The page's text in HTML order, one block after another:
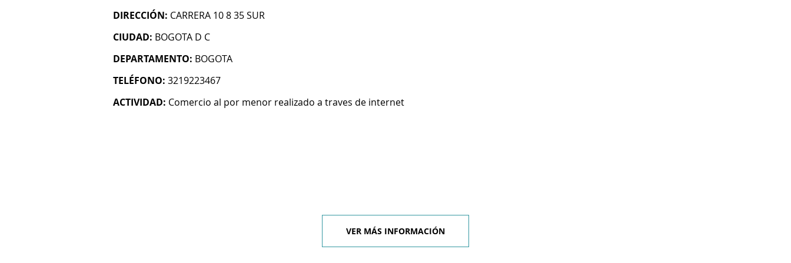
DIRECCIÓN: CARRERA 10 8 35 SUR
CIUDAD: BOGOTA D C
DEPARTAMENTO: BOGOTA
TELÉFONO: 3219223467
ACTIVIDAD: Comercio al por menor realizado a traves de internet
VER MÁS INFORMACIÓN